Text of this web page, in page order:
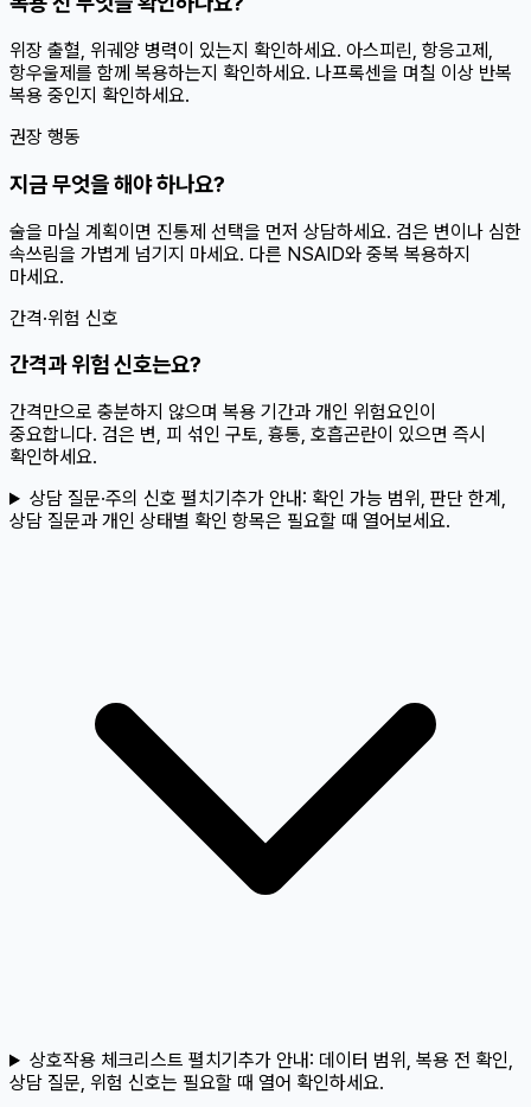
위장 출혈, 위궤양 병력이 있는지 확인하세요. 아스피린, 항응고제,
항우울제를 함께 복용하는지 확인하세요. 나프록센을 며칠 이상 반복
복용 중인지 확인하세요.
권장 행동
지금 무엇을 해야 하나요?
술을 마실 계획이면 진통제 선택을 먼저 상담하세요. 검은 변이나 심한
속쓰림을 가볍게 넘기지 마세요. 다른 NSAID와 중복 복용하지
마세요.
간격·위험 신호
간격과 위험 신호는요?
간격만으로 충분하지 않으며 복용 기간과 개인 위험요인이
중요합니다. 검은 변, 피 섞인 구토, 흉통, 호흡곤란이 있으면 즉시
확인하세요.
상담 질문·주의 신호 펼치기추가 안내: 확인 가능 범위, 판단 한계,
상담 질문과 개인 상태별 확인 항목은 필요할 때 열어보세요.
상호작용 체크리스트 펼치기추가 안내: 데이터 범위, 복용 전 확인,
상담 질문, 위험 신호는 필요할 때 열어 확인하세요.